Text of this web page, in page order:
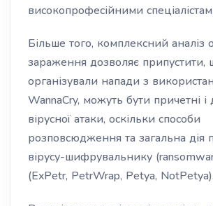
високопрофесійними
Більше того, комплексний аналіз
зараження дозволяє припустити,
організували напади з
WannaCry, можуть бути причетні і
вірусної атаки, оскільки способи
розповсюдження та загальна дія
вірусу-шифрувальнику
(ExPetr, PetrWrap, Petya, NotPetya).